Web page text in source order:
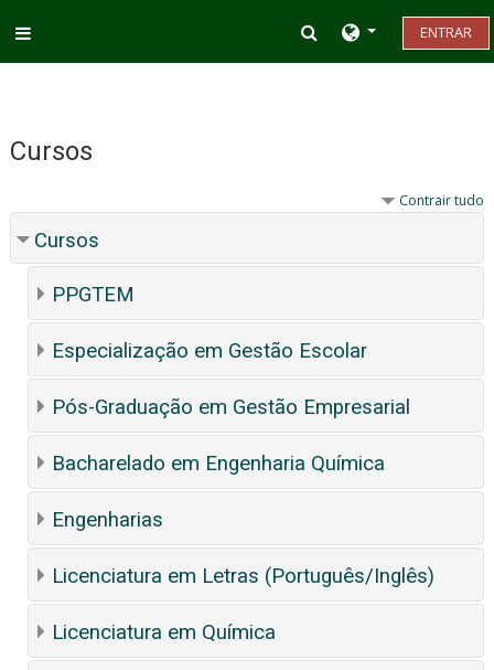
Alternar entrada
ENTRAR
Cursos
Contrair tudo
Cursos
PPGTEM
Especialização em Gestão Escolar
Pós-Graduação em Gestão Empresarial
Bacharelado em Engenharia Química
Engenharias
Licenciatura em Letras (Português/Inglês)
Licenciatura em Química